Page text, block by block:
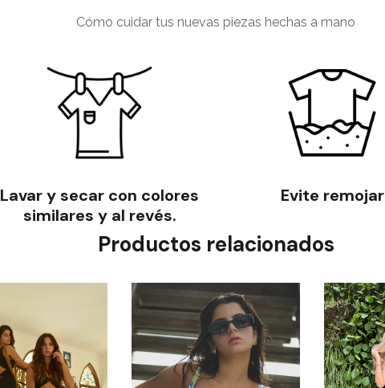
Cómo cuidar tus nuevas piezas hechas a mano
Lavar y secar con colores
similares y al revés.
Evite remojar
Productos relacionados